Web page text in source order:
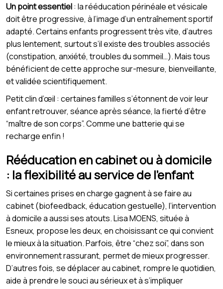
Un point essentiel: la rééducation périnéale et vésicale
doit être progressive, à l’image d’un entraînement sportif
adapté. Certains enfants progressent très vite, d’autres
plus lentement, surtout s’il existe des troubles associés
(constipation, anxiété, troubles du sommeil…). Mais tous
bénéficient de cette approche sur-mesure, bienveillante,
et validée scientifiquement.
Petit clin d’œil : certaines familles s’étonnent de voir leur
enfant retrouver, séance après séance, la fierté d’être
“maître de son corps”. Comme une batterie qui se
recharge enfin !
Rééducation en cabinet ou à domicile
: la flexibilité au service de l’enfant
Si certaines prises en charge gagnent à se faire au
cabinet (biofeedback, éducation gestuelle), l’intervention
à domicile a aussi ses atouts. Lisa MOENS, située à
Esneux, propose les deux, en choisissant ce qui convient
le mieux à la situation. Parfois, être “chez soi”, dans son
environnement rassurant, permet de mieux progresser.
D’autres fois, se déplacer au cabinet, rompre le quotidien,
aide à prendre le souci au sérieux et à s’impliquer